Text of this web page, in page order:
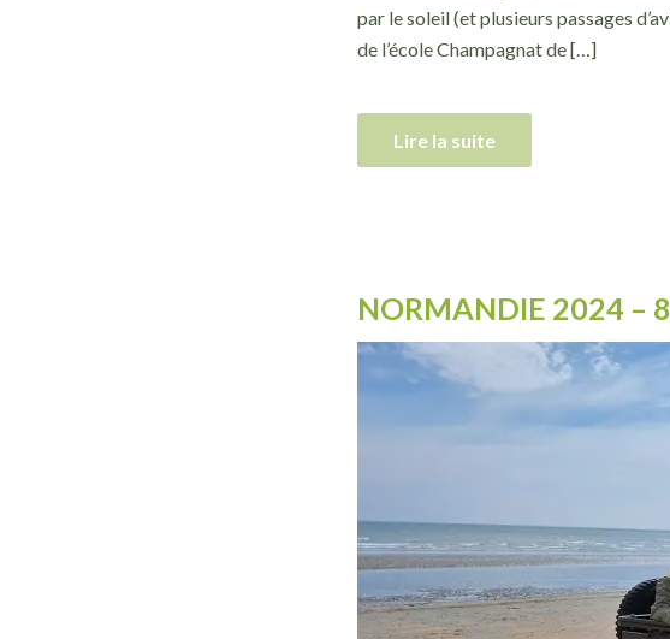
par le soleil (et plusieurs passages
de l’école Champagnat de […]
Lire la suite
NORMANDIE 2024 –